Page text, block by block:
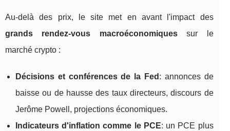
Au‑delà des prix, le site met en avant l'impact des
grands rendez‑vous macroéconomiquessur le
marché crypto :
Décisions et conférences de la Fed : annonces de
baisse ou de hausse des taux directeurs, discours de
Jerôme Powell, projections économiques.
Indicateurs d'inflation comme le PCE: un PCE plus